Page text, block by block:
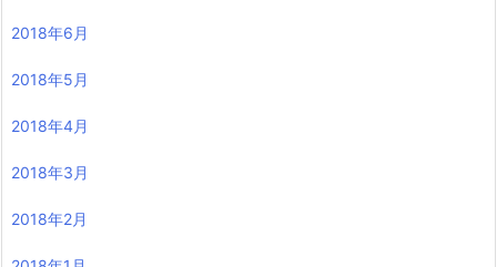
2018年6月
2018年5月
2018年4月
2018年3月
2018年2月